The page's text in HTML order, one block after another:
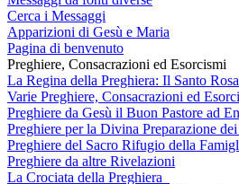
Cerca i Messaggi
Apparizioni di Gesù e Maria
Pagina di benvenuto
Preghiere, Consacrazioni ed Esorcismi
La Regina della Preghiera: Il Santo
Varie Preghiere, Consacrazioni ed
Preghiere da Gesù il Buon Pastore ad
Preghiere per la Divina Preparazione
Preghiere del Sacro Rifugio della
Preghiere da altre Rivelazioni
La Crociata della Preghiera